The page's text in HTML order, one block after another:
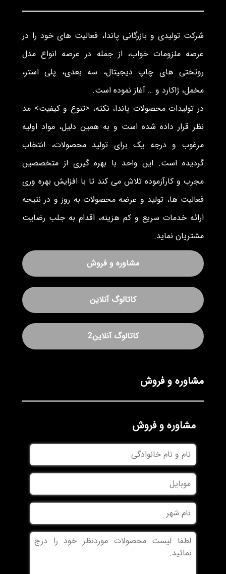
شرکت تولیدی و بازرگانی پاندا، فعالیت های خود را در
عرصه ملزومات خواب، از جمله در عرصه انواع مدل
روتختی های چاپ دیجیتال، سه بعدی، پلی استر،
مخمل، ژاکارد و … آغاز نموده است.
در تولیدات محصولات پاندا، نکته، <تنوع و کیفیت> مد
نظر قرار داده شده است و به همین دلیل، مواد اولیه
مرغوب و درجه یک برای تولید محصولات، انتخاب
گردیده است. این واحد با بهره گیری از متخصصین
مجرب و کارآزموده تلاش می کند تا با افزایش بهره وری
فعالیت ها، تولید و عرضه محصولات به روز و در نتیجه
ارائه خدمات سریع و کم هزینه، اقدام به جلب رضایت
مشتریان نماید.
مشاوره و فروش
کاتالوگ آنلاین
کاتالوگ آنلاین2
مشاوره و فروش
مشاوره و فروش
نام
و
نام
خانوادگی
موبایل
نام
شهر
بدون
عنوان